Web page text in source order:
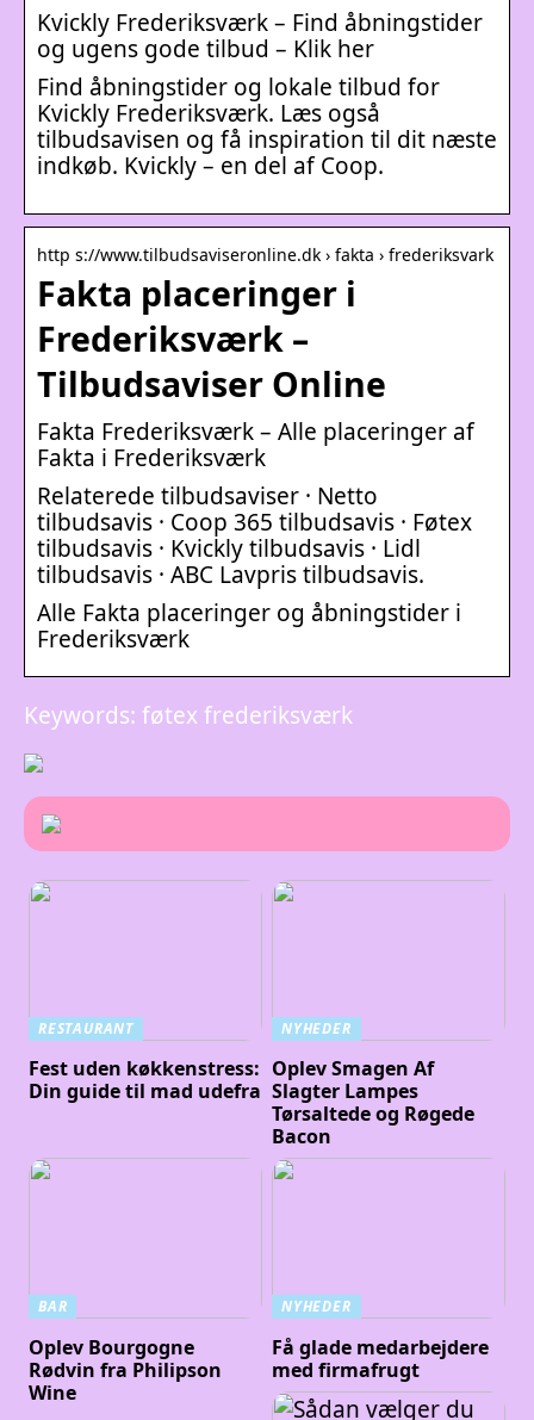
Kvickly Frederiksværk – Find åbningstider
og ugens gode tilbud – Klik her
Find åbningstider og lokale tilbud for
Kvickly Frederiksværk. Læs også
tilbudsavisen og få inspiration til dit næste
indkøb. Kvickly – en del af Coop.
http s://www.tilbudsaviseronline.dk › fakta › frederiksvark
Fakta placeringer i
Frederiksværk –
Tilbudsaviser Online
Fakta Frederiksværk – Alle placeringer af
Fakta i Frederiksværk
Relaterede tilbudsaviser · Netto
tilbudsavis · Coop 365 tilbudsavis · Føtex
tilbudsavis · Kvickly tilbudsavis · Lidl
tilbudsavis · ABC Lavpris tilbudsavis.
Alle Fakta placeringer og åbningstider i
Frederiksværk
Keywords: føtex frederiksværk
RESTAURANT
Fest uden køkkenstress:
Din guide til mad udefra
NYHEDER
Oplev Smagen Af
Slagter Lampes
Tørsaltede og Røgede
Bacon
BAR
Oplev Bourgogne
Rødvin fra Philipson
Wine
NYHEDER
Få glade medarbejdere
med firmafrugt